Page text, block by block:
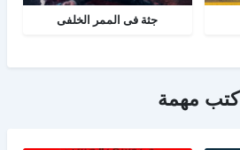
جثة فى الممر الخلفى
كتب مهمة